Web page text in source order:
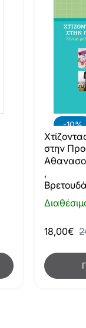
-10%
στην
(2η
,
18,00€